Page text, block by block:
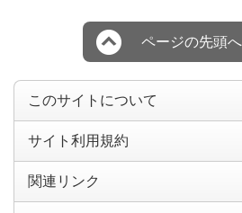
ページの先頭
このサイトについて
サイト利用規約
関連リンク